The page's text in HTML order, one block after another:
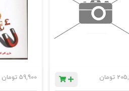
تومان 59,900 تومان